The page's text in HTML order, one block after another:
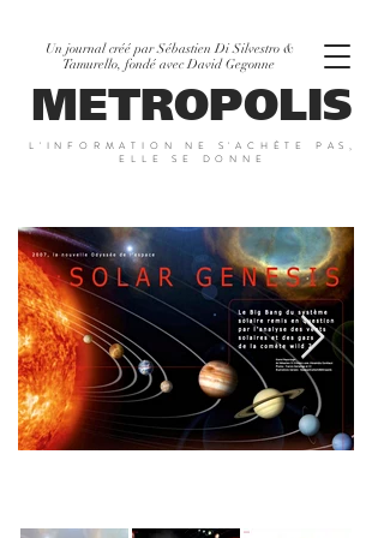
METROPOLIS
L'INFORMATION NE S'ACHÈTE PAS,
ELLE SE DONNE
Un journal créé par Sébastien Di Silvestro &
Tamurello, fondé avec David Gegonne